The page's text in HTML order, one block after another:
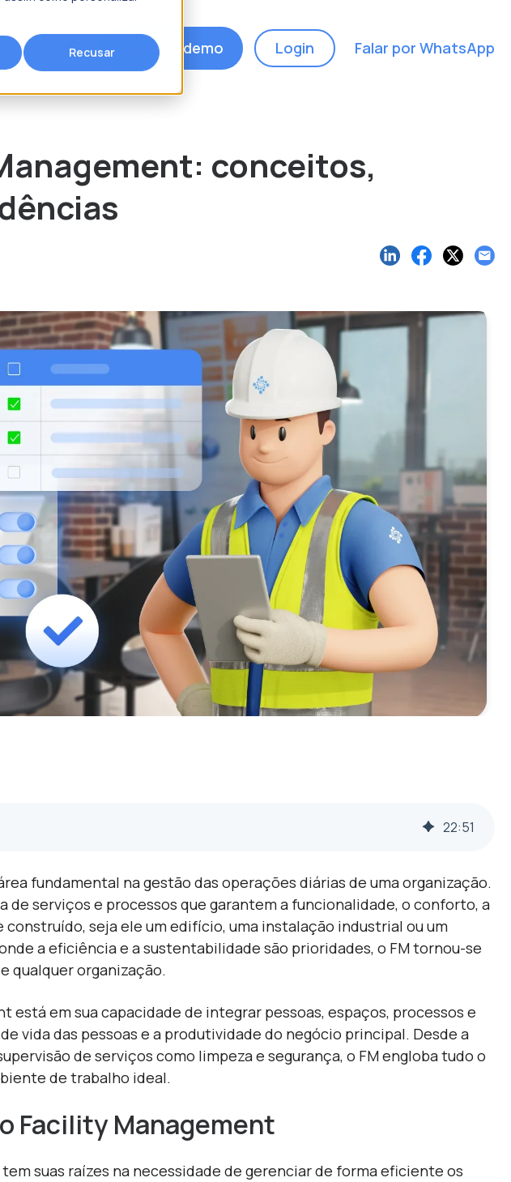
Recusar Agendar demo Login Falar por WhatsApp
conceitos,
22:51
fundamental na gestão das operações diárias de uma organização.
de serviços e processos que garantem a funcionalidade, o conforto, a
seja ele um edifício, uma instalação industrial ou um
a eficiência e a sustentabilidade são prioridades, o FM tornou-se
qualquer organização.
está em sua capacidade de integrar pessoas, espaços, processos e
vida das pessoas e a produtividade do negócio principal. Desde a
de serviços como limpeza e segurança, o FM engloba tudo o
de trabalho ideal.
Facility Management
tem suas raízes na necessidade de gerenciar de forma eficiente os